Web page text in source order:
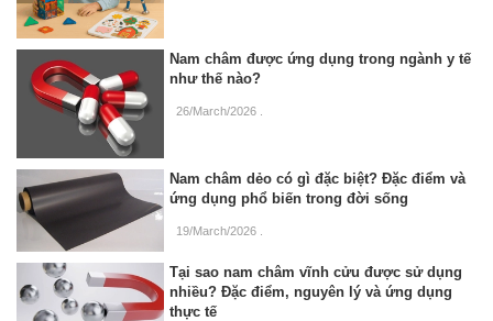
Nam châm được ứng dụng trong ngành y tế
như thế nào?
26/March/2026
Nam châm dẻo có gì đặc biệt? Đặc điểm và
ứng dụng phổ biến trong đời sống
19/March/2026
Tại sao nam châm vĩnh cửu được sử dụng
nhiều? Đặc điểm, nguyên lý và ứng dụng
thực tế